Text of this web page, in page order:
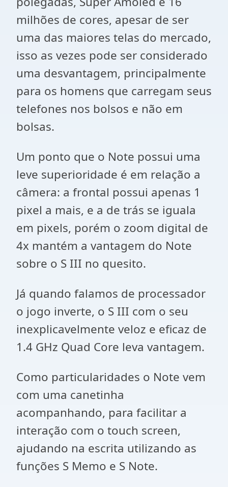
milhões de cores, apesar de ser
uma das maiores telas do mercado,
isso as vezes pode ser considerado
uma desvantagem, principalmente
para os homens que carregam seus
telefones nos bolsos e não em
bolsas.
Um ponto que o Note possui uma
leve superioridade é em relação a
câmera: a frontal possui apenas 1
pixel a mais, e a de trás se iguala
em pixels, porém o zoom digital de
4x mantém a vantagem do Note
sobre o S III no quesito.
Já quando falamos de processador
o jogo inverte, o S III com o seu
inexplicavelmente veloz e eficaz de
1.4 GHz Quad Core leva vantagem.
Como particularidades o Note vem
com uma canetinha
acompanhando, para facilitar a
interação com o touch screen,
ajudando na escrita utilizando as
funções S Memo e S Note.